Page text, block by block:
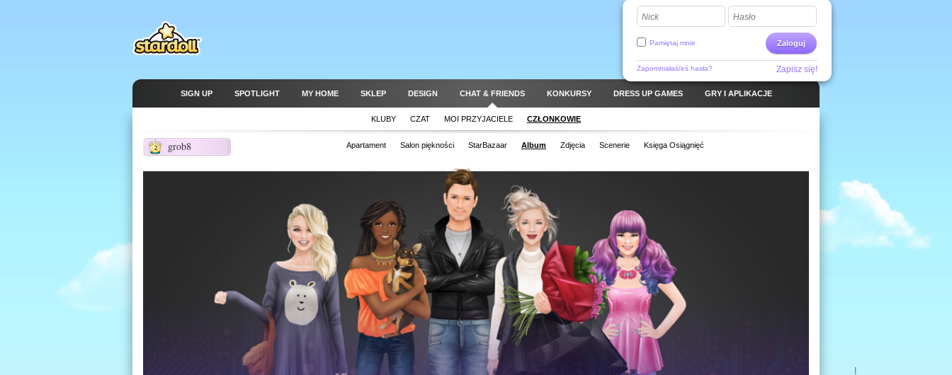
Nick Hasło
Zaloguj
Pamiętaj mnie
Zapomniałaś/eś hasła? Zapisz się!
SIGN UP SPOTLIGHT MY HOME SKLEP DESIGN CHAT & FRIENDS KONKURSY DRESS UP GAMES GRY I APLIKACJE
KLUBY CZAT MOI PRZYJACIELE CZŁONKOWIE
grob8
2 Apartament Salon piękności StarBazaar Album Zdjęcia Scenerie Księga Osiągnięć